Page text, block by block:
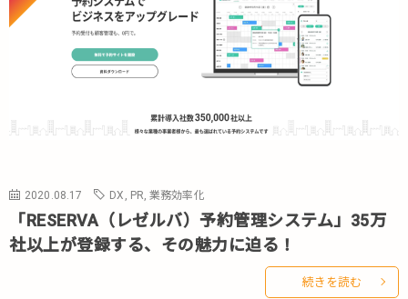
2020.08.17 DX PR ,業務効率化
「RESERVA（レゼルバ）予約管理システム」35万
社以上が登録する、その魅力に迫る！
続きを読む